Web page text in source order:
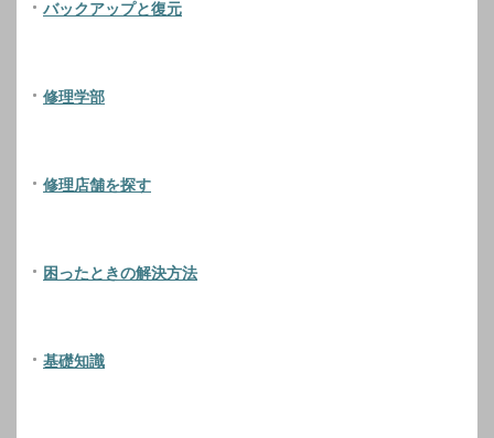
バックアップと復元
修理学部
修理店舗を探す
困ったときの解決方法
基礎知識